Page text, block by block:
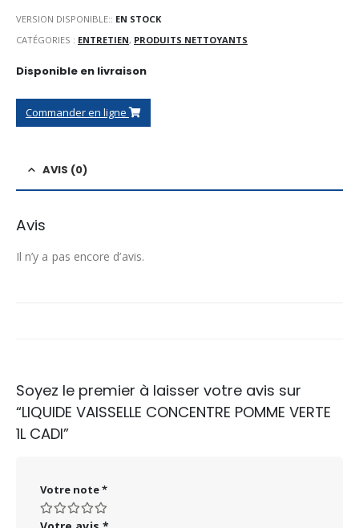
VERSION DISPONIBLE:: EN STOCK
CATÉGORIES : ENTRETIEN, PRODUITS NETTOYANTS
Disponible en livraison
Commander en ligne
AVIS (0)
Avis
Il n’y a pas encore d’avis.
Soyez le premier à laisser votre avis sur
“LIQUIDE VAISSELLE CONCENTRE POMME VERTE
1L CADI”
Votre note*